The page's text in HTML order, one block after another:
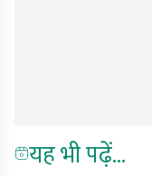
यह भी पढ़ें...